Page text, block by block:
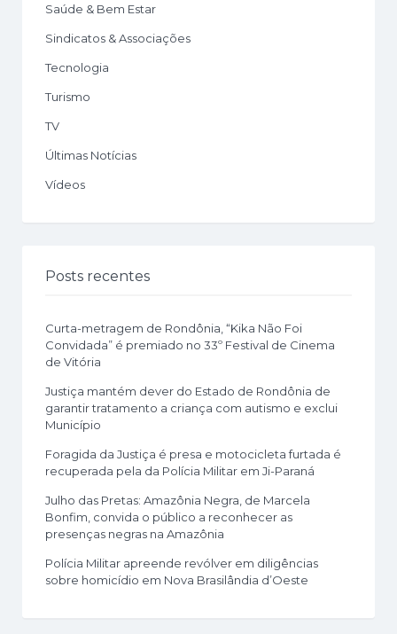
Saúde & Bem Estar
Sindicatos & Associações
Tecnologia
Turismo
TV
Últimas Notícias
Vídeos
Posts recentes
Curta-metragem de Rondônia, “Kika Não Foi
Convidada” é premiado no 33º Festival de Cinema
de Vitória
Justiça mantém dever do Estado de Rondônia de
garantir tratamento a criança com autismo e exclui
Município
Foragida da Justiça é presa e motocicleta furtada é
recuperada pela da Polícia Militar em Ji-Paraná
Julho das Pretas: Amazônia Negra, de Marcela
Bonfim, convida o público a reconhecer as
presenças negras na Amazônia
Polícia Militar apreende revólver em diligências
sobre homicídio em Nova Brasilândia d’Oeste